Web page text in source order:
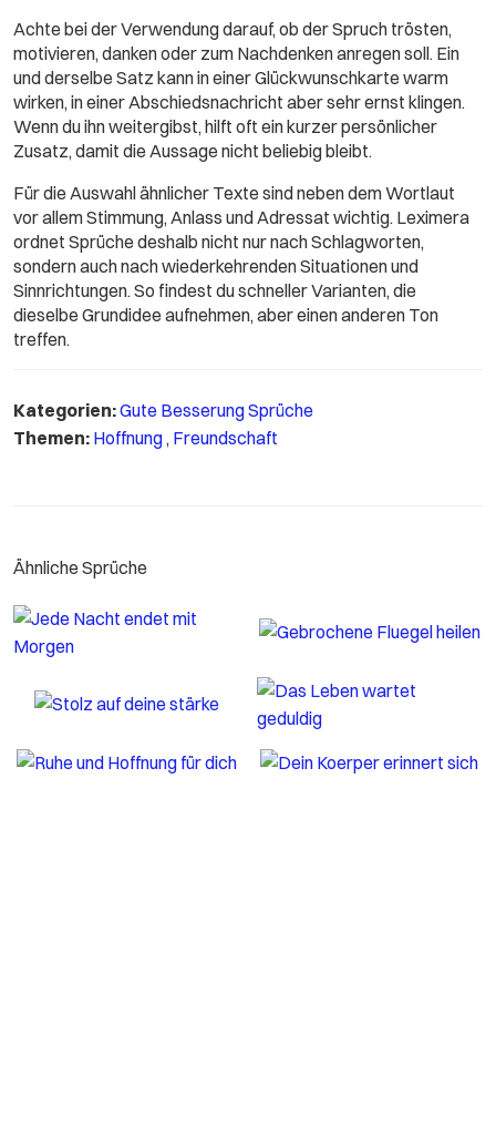
Achte bei der Verwendung darauf, ob der Spruch trösten,
motivieren, danken oder zum Nachdenken anregen soll. Ein
und derselbe Satz kann in einer Glückwunschkarte warm
wirken, in einer Abschiedsnachricht aber sehr ernst klingen.
Wenn du ihn weitergibst, hilft oft ein kurzer persönlicher
Zusatz, damit die Aussage nicht beliebig bleibt.
Für die Auswahl ähnlicher Texte sind neben dem Wortlaut
vor allem Stimmung, Anlass und Adressat wichtig. Leximera
ordnet Sprüche deshalb nicht nur nach Schlagworten,
sondern auch nach wiederkehrenden Situationen und
Sinnrichtungen. So findest du schneller Varianten, die
dieselbe Grundidee aufnehmen, aber einen anderen Ton
treffen.
Kategorien:Gute Besserung Sprüche
Themen: Hoffnung, Freundschaft
Ähnliche Sprüche